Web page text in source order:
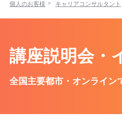
個人のお客様 キャリアコンサルタント
講座説明会・
全国主要都市・オンライン